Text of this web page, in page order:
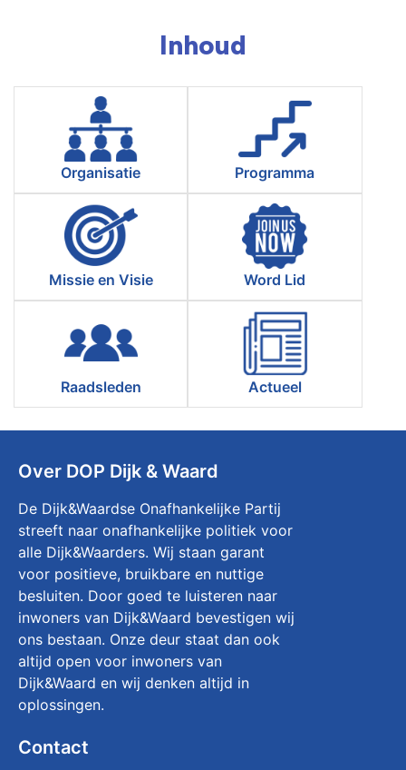
Inhoud
Organisatie Programma
Missie en Visie Word Lid
Raadsleden Actueel
Over DOP Dijk & Waard
De Dijk&Waardse Onafhankelijke Partij
streeft naar onafhankelijke politiek voor
alle Dijk&Waarders. Wij staan garant
voor positieve, bruikbare en nuttige
besluiten. Door goed te luisteren naar
inwoners van Dijk&Waard bevestigen wij
ons bestaan. Onze deur staat dan ook
altijd open voor inwoners van
Dijk&Waard en wij denken altijd in
oplossingen.
Contact